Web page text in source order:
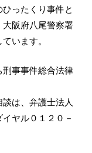
ったくり事件と
大阪府八尾警察署
います。
事事件総合法律
は、弁護士法人
ヤル０１２０－